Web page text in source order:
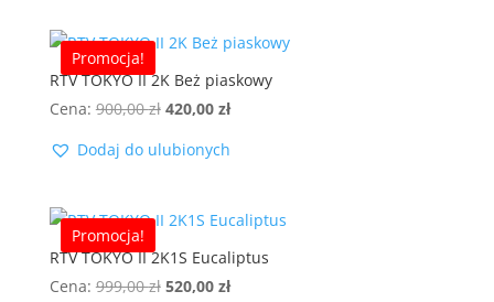
Promocja!
RTV TOKYO II 2K Beż piaskowy
Cena: 900,00zł Pierwotna
wynosiła:
420,00 złAktualna
wynosi:
Dodaj do ulubionych
Promocja!
RTV TOKYO II 2K1S Eucaliptus
Cena: 999,00zł Pierwotna
520,00 złAktualna